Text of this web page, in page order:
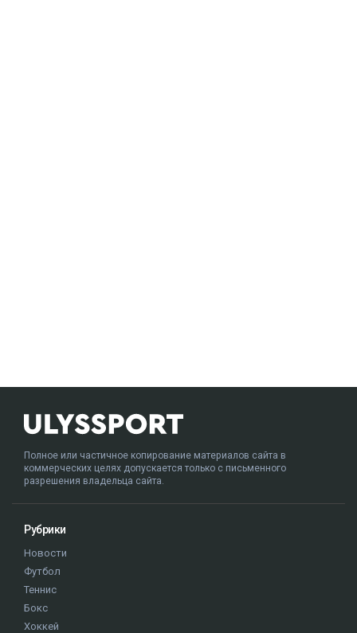
Полное или частичное копирование материалов сайта в
коммерческих целях допускается только с письменного
разрешения владельца сайта.
Рубрики
Новости
Футбол
Теннис
Бокс
Хоккей